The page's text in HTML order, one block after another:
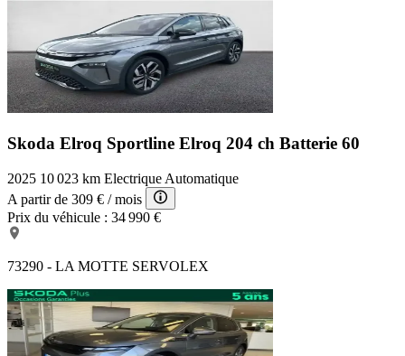
Skoda Elroq Sportline Elroq 204 ch Batterie 60
2025 10 023 km Electrique Automatique
A partir de 309 € / mois
Prix du véhicule : 34 990 €
73290 - LA MOTTE SERVOLEX